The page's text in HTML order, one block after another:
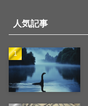
人気記事